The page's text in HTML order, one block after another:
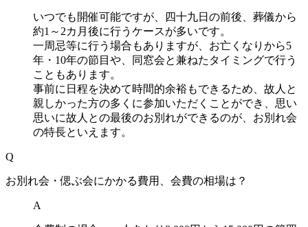
いつでも開催可能ですが、四十九日の前後、葬儀から
約1～2カ月後に行うケースが多いです。
一周忌等に行う場合もありますが、お亡くなりから5
年・10年の節目や、同窓会と兼ねたタイミングで行う
こともあります。
事前に日程を決めて時間的余裕もできるため、故人と
親しかった方の多くに参加いただくことができ、思い
思いに故人との最後のお別れができるのが、お別れ会
の特長といえます。
Q
お別れ会・偲ぶ会にかかる費用、会費の相場は？
A